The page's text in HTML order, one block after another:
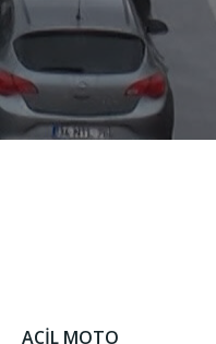
ACİL MOTO